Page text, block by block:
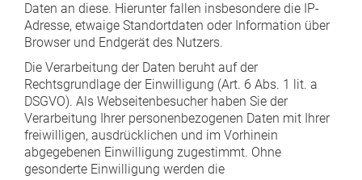
Daten an diese. Hierunter fallen insbesondere die IP-
Adresse, etwaige Standortdaten oder Information über
Browser und Endgerät des Nutzers.
Die Verarbeitung der Daten beruht auf der
Rechtsgrundlage der Einwilligung (Art. 6 Abs. 1 lit. a
DSGVO). Als Webseitenbesucher haben Sie der
Verarbeitung Ihrer personenbezogenen Daten mit Ihrer
freiwilligen, ausdrücklichen und im Vorhinein
abgegebenen Einwilligung zugestimmt. Ohne
gesonderte Einwilligung werden die